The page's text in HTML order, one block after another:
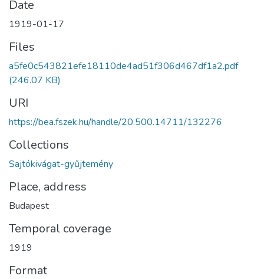
Date
1919-01-17
Files
a5fe0c543821efe18110de4ad51f306d467df1a2.pdf
(246.07 KB)
URI
https://bea.fszek.hu/handle/20.500.14711/132276
Collections
Sajtókivágat-gyűjtemény
Place, address
Budapest
Temporal coverage
1919
Format